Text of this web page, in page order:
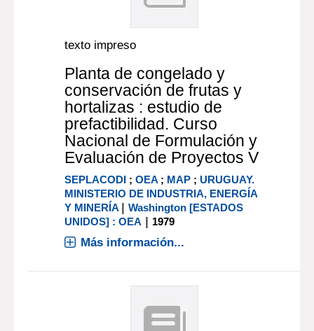
texto impreso
Planta de congelado y
conservación de frutas y
hortalizas : estudio de
prefactibilidad. Curso
Nacional de Formulación y
Evaluación de Proyectos V
SEPLACODI ;OEA ; MAP ;URUGUAY.
MINISTERIO DE INDUSTRIA, ENERGÍA
Y MINERÍA |Washington [ESTADOS
UNIDOS] : OEA | 1979
Más información...